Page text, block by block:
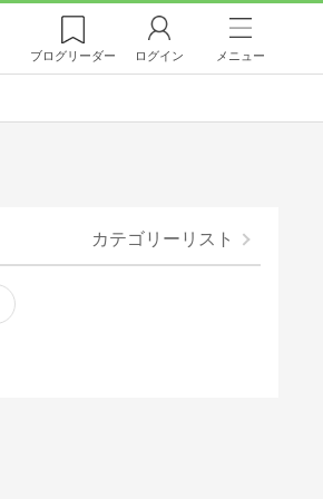
ブログリーダー ログイン メニュー
カテゴリーリスト